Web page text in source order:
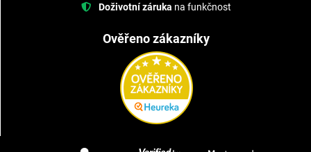
Doživotní záruka na funkčnost
Ověřeno zákazníky